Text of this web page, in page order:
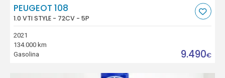
PEUGEOT 108
1.0 VTI STYLE - 72CV - 5P
2021
134.000 km
Gasolina
9.490€